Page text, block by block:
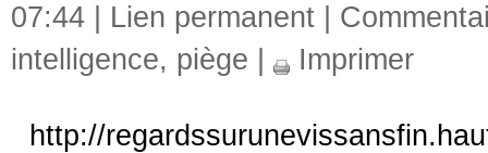
07:44 | Lien permanent
intelligence, piège Imprimer
http://